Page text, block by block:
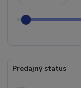
Predajný status